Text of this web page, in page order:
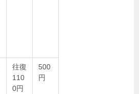
往復
110
0円
500
円